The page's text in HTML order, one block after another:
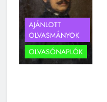
AJÁNLOTT
OLVASMÁNYOK
OLVASÓNAPLÓK